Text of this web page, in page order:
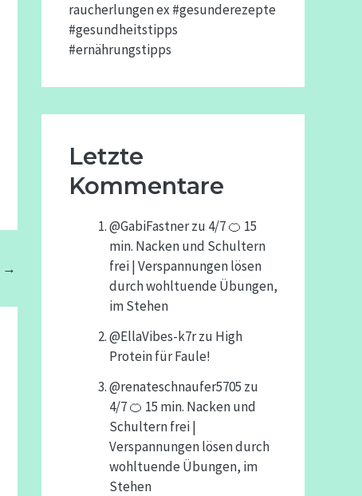
→
raucherlungen ex #gesunderezepte
#gesundheitstipps
#ernährungstipps
Letzte
Kommentare
@GabiFastnerzu 4/7 🍊 15
min. Nacken und Schultern
frei | Verspannungen lösen
durch wohltuende Übungen,
im Stehen
@EllaVibes-k7rzu High
Protein für Faule!
@renateschnaufer5705 zu
4/7 🍊 15 min. Nacken und
Schultern frei |
Verspannungen lösen durch
wohltuende Übungen, im
Stehen